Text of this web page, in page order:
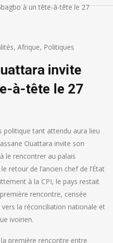
à un tête-à-tête le 27
, Afrique, Politiques
invite
à-tête le 27
politique tant attendu aura lieu
Ouattara invite son
le rencontrer au palais
retour de l’ancien chef de l’État
à la CPI, le pays restait
rencontre, censée
la réconciliation nationale et
ivoirien.
première rencontre entre